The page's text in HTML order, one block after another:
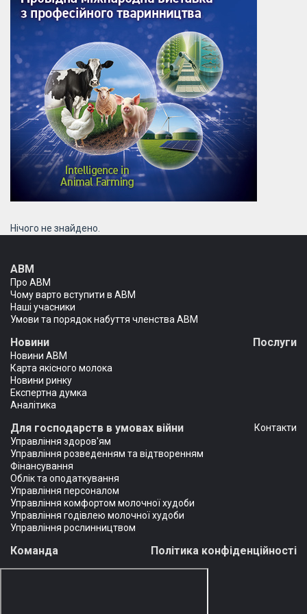
Нічого не знайдено.
АВМ
Про АВМ
Чому варто вступити в АВМ
Наші учасники
Умови та порядок набуття членства АВМ
Новини
Новини АВМ
Карта якісного молока
Новини ринку
Експертна думка
Аналітика
Послуги
Для господарств в умовах війни
Управління здоров'ям
Управління розведенням та відтворенням
Фінансування
Облік та оподаткування
Управління персоналом
Управління комфортом молочної худоби
Управління годівлею молочної худоби
Управління рослинництвом
Контакти
Команда Політика конфіденційності